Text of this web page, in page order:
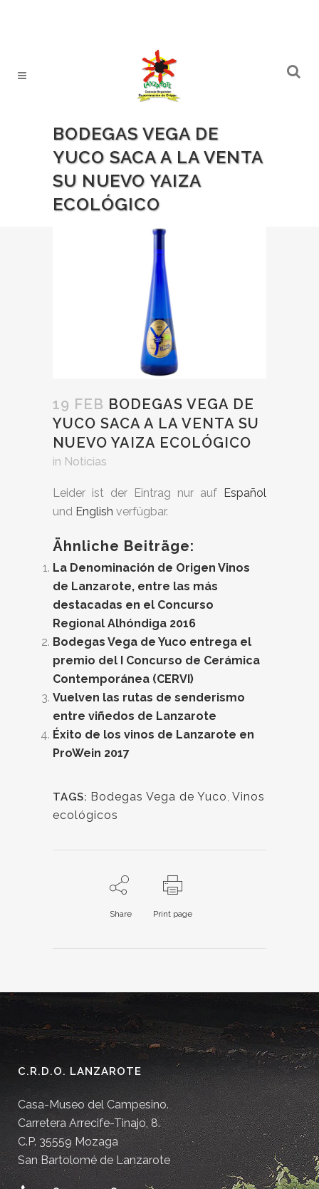
BODEGAS VEGA DE
YUCO SACA A LA VENTA
SU NUEVO YAIZA
ECOLÓGICO
19 FEB BODEGAS VEGA DE
YUCO SACA A LA VENTA SU
NUEVO YAIZA ECOLÓGICO
in Noticias
Leider ist der Eintrag nur auf
Español
und English verfügbar.
Ähnliche Beiträge:
La Denominación de Origen Vinos
de Lanzarote, entre las más
destacadas en el Concurso
Regional Alhóndiga 2016
Bodegas Vega de Yuco entrega el
premio del I Concurso de Cerámica
Contemporánea (CERVI)
Vuelven las rutas de senderismo
entre viñedos de Lanzarote
Éxito de los vinos de Lanzarote en
ProWein 2017
TAGS: Bodegas Vega de Yuco, Vinos
ecológicos
Share Print page
C.R.D.O. LANZAROTE
Casa-Museo del Campesino.
Carretera Arrecife-Tinajo, 8.
C.P. 35559 Mozaga
San Bartolomé de Lanzarote